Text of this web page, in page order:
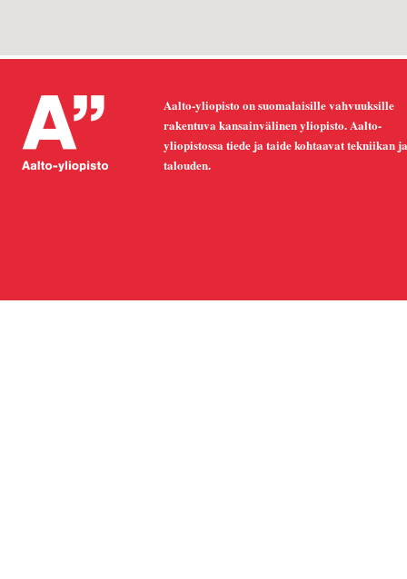
Aalto-yliopisto on suomalaisille vahvuuksille
rakentuva kansainvälinen yliopisto. Aalto-
yliopistossa tiede ja taide kohtaavat tekniikan ja
talouden.